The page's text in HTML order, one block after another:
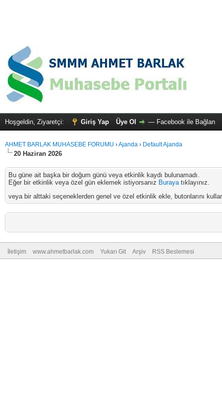
Hoşgeldin, Ziyaretçi: Giriş Yap Üye Ol — Facebook ile Bağlan
AHMET BARLAK MUHASEBE FORUMU ›Ajanda › Default Ajanda
20 Haziran 2026
Bu güne ait başka bir doğum günü veya etkinlik kaydı bulunamadı.
Eğer bir etkinlik veya özel gün eklemek istiyorsanız Burayatıklayınız.
veya bir alttaki seçeneklerden genel ve özel etkinlik ekle, butonlarını
İletişim www.ahmetbarlak.com Yukarı Git Arşiv RSS Beslemesi